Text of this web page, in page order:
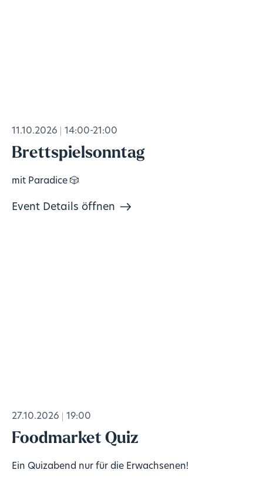
11.10.2026 14:00-21:00
Brettspielsonntag
mit Paradice 🎲
Event Details öffnen
27.10.2026 19:00
Foodmarket Quiz
Ein Quizabend nur für die Erwachsenen!